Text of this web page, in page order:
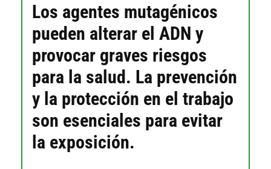
Los agentes mutagénicos
pueden alterar el ADN y
provocar graves riesgos
para la salud. La prevención
y la protección en el trabajo
son esenciales para evitar
la exposición.